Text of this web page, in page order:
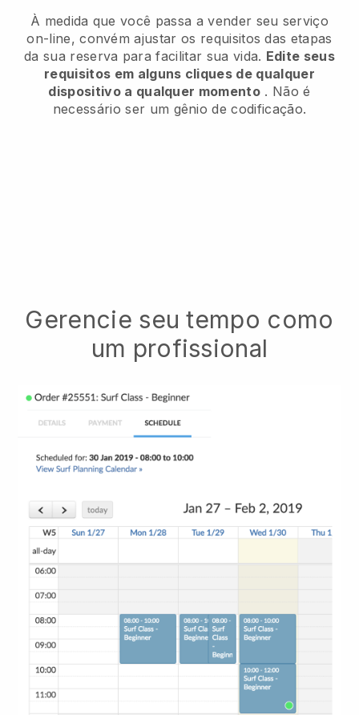
À medida que você passa a vender seu serviço
on-line, convém ajustar os requisitos das etapas
da sua reserva para facilitar sua vida. Edite seus
requisitos em alguns cliques de qualquer
dispositivo a qualquer momento . Não é
necessário ser um gênio de codificação.
Gerencie seu tempo como
um profissional